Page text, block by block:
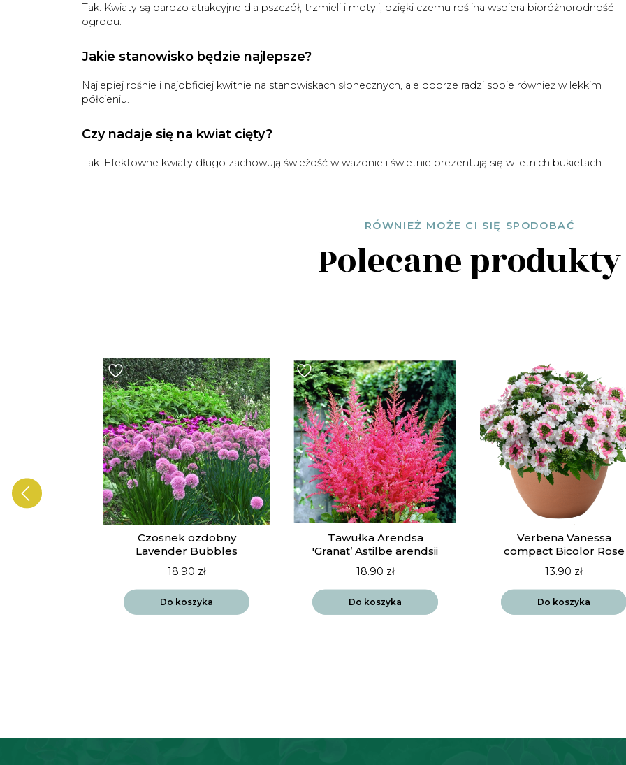
Tak. Kwiaty są bardzo atrakcyjne dla pszczół, trzmieli i motyli, dzięki czemu roślina wspiera bioróżnorodność
ogrodu.
Jakie stanowisko będzie najlepsze?
Najlepiej rośnie i najobficiej kwitnie na stanowiskach słonecznych, ale dobrze radzi sobie również w lekkim
półcieniu.
Czy nadaje się na kwiat cięty?
Tak. Efektowne kwiaty długo zachowują świeżość w wazonie i świetnie prezentują się w letnich bukietach.
RÓWNIEŻ MOŻE CI SIĘ SPODOBAĆ
Polecane produkty
Czosnek ozdobny
Lavender Bubbles
18.90 zł
Do koszyka
Tawułka Arendsa
'Granat’ Astilbe arendsii
18.90 zł
Do koszyka
Verbena Vanessa
compact Bicolor Rose
13.90 zł
Do koszyka